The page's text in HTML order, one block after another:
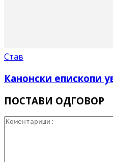
Став
Канонски епископи
ПОСТАВИ ОДГОВОР